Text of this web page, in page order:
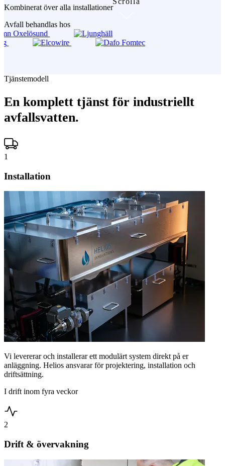
Helios övervakar och driver anläggningen med löpande service,
Ni betalar endast för behandlad volym
3
Resultat
Genom att hantera avfallet på plats minskar behovet av transporter
kretslopp.
Lägre kostnader och lägre CO₂-utsläpp
Mer om vår servicemodell
Resultat från industriella
installationer